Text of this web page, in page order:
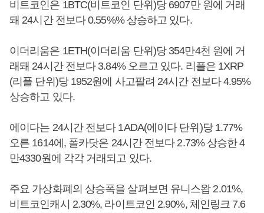
비트코인은 1BTC(비트코인 단위)당 6907만 원에 거래
돼 24시간 전보다 0.55%% 상승하고 있다.
이더리움은 1ETH(이더리움 단위)당 354만4천 원에 거
래돼 24시간 전보다 3.84% 오르고 있다. 리플은 1XRP
(리플 단위)당 1952원에 사고팔려 24시간 전보다 4.95%
상승하고 있다.
에이다는 24시간 전보다 1ADA(에이다 단위)당 1.77%
오른 1614에, 폴카닷은 24시간 전보다 2.73% 상승한 4
만4330원에 각각 거래되고 있다.
주요 가상화폐의 상승폭을 살펴보면 유니스왑 2.01%,
비트코인캐시 2.30%, 라이트코인 2.90%, 체인링크 7.6